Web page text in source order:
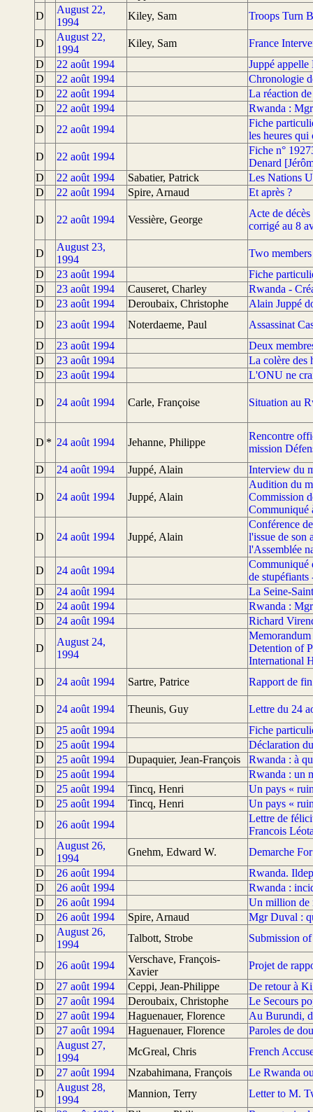
D
August 22,
1994
Kiley, Sam Troops Turn
D
August 22,
1994
Kiley, Sam
France
D
22 août 1994
Juppé
D
22 août 1994
Chronologie
D
22 août 1994
La réaction
D
22 août 1994
Rwanda :
D
22 août 1994
Fiche
les heures
D
22 août 1994
Fiche n°
Denard
D
22 août 1994 Sabatier, Patrick
Les Nations
D
22 août 1994 Spire, Arnaud Et après ?
D 22 août 1994 Vessière, George
Acte de
corrigé au 8
D
August 23,
1994
Two
D
23 août 1994
Fiche
D
23 août 1994 Causeret, Charley
Rwanda -
D
23 août 1994 Deroubaix, Christophe
Alain Juppé
D
23 août 1994 Noterdaeme, Paul
Assassinat
D
23 août 1994
Deux
D
23 août 1994
La colère des
D
23 août 1994 L'ONU ne
D 24 août 1994 Carle, Françoise Situation au
D * 24 août 1994 Jehanne, Philippe
Rencontre
mission
D
24 août 1994 Juppé, Alain Interview du
D 24 août 1994 Juppé, Alain
Audition du
Commission
Communiqué
D 24 août 1994 Juppé, Alain
Conférence
l'issue de son
l'Assemblée
D
24 août 1994
Communiqué
de
D
24 août 1994
La Seine-
D
24 août 1994
Rwanda :
D
24 août 1994 Richard
D
August 24,
1994
Detention of
International
D
24 août 1994 Sartre, Patrice Rapport de
D 24 août 1994 Theunis, Guy
Lettre du 24
D
25 août 1994
Fiche
D
25 août 1994
Déclaration
D
25 août 1994 Dupaquier, Jean-François
Rwanda : à
D
25 août 1994
Rwanda : un
D
25 août 1994 Tincq, Henri
Un pays «
D
25 août 1994 Tincq, Henri
Un pays «
D
26 août 1994
Lettre de
Francois
D
August 26,
1994
Gnehm, Edward W.
Demarche
D
26 août 1994
Rwanda.
D
26 août 1994
Rwanda :
D
26 août 1994
Un million de
D
26 août 1994 Spire, Arnaud
Mgr Duval :
D
August 26,
1994
Talbott, Strobe Submission
D 26 août 1994
Verschave, François-
Xavier
Projet de
D
27 août 1994 Ceppi, Jean-Philippe
De retour à
D
27 août 1994 Deroubaix, Christophe
Le Secours
D
27 août 1994 Haguenauer, Florence
Au Burundi,
D
27 août 1994 Haguenauer, Florence
Paroles de
D
August 27,
1994
McGreal, Chris
French
D
27 août 1994 Nzabahimana, François
Le Rwanda
D
August 28,
1994
Mannion, Terry
Letter to M.